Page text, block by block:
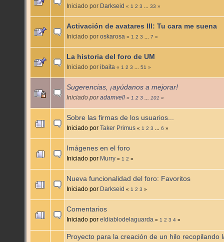
Iniciado por Darkseid « 1 2 3 33 »
Activación de avatares III: Tu cara me suena
Iniciado por oskarosa « 1 2 3 7 »
La historia del foro de UM
Iniciado por ibaita « 1 2 3 51 »
Sugerencias, ¡ayúdanos a mejorar!
Iniciado poradamvell « 1 2 3 101 »
Sobre las firmas de los usuarios...
Iniciado por Taker Primus « 1 2 3 6 »
Imágenes en el foro
Iniciado por Murry « 1 2 »
Nueva funcionalidad del foro: Favoritos
Iniciado por Darkseid « 1 2 3 »
Comentarios
Iniciado por eldiablodelaguarda « 1 2 3 4 »
Proyecto para la creación de un hilo recopilando